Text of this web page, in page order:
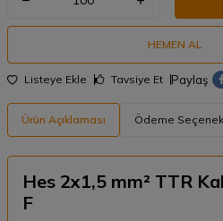
HEMEN AL
Listeye Ekle Tavsiye Et Paylaş
Ürün Açıklaması Ödeme
Hes 2x1,5 mm² TTR
F